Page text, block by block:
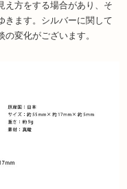
え方をする場合があり、そ
きます。シルバーに関して
変化がございます。